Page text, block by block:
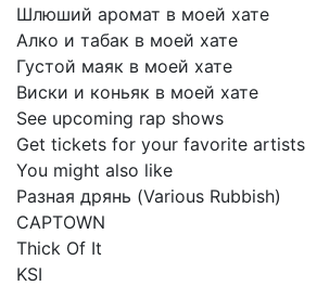
Шлюший аромат в моей хате
Алко и табак в моей хате
Густой маяк в моей хате
Виски и коньяк в моей хате
See upcoming rap shows
Get tickets for your favorite artists
You might also like
Разная дрянь (Various Rubbish)
CAPTOWN
Thick Of It
KSI